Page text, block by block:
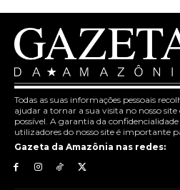
Todas as suas informações pessoais
ajudar a tornar a sua visita no nosso
possível. A garantia da confidencialidade
utilizadores do nosso site é importante
Gazeta da Amazônia nas redes: